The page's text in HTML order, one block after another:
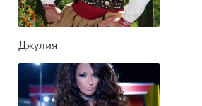
Джулия